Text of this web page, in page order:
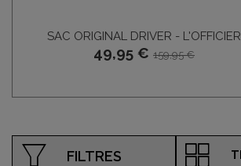
SAC ORIGINAL DRIVER - L'OFFICIER
49,95 € 159,95 €
FILTRES